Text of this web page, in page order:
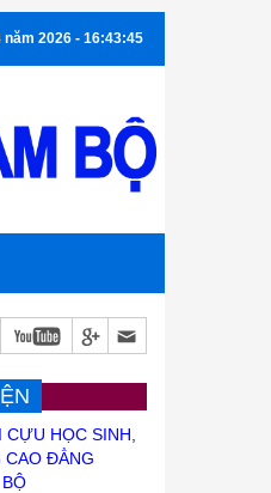
2026 - 16:43:46
HỌC SINH,
CAO ĐẲNG